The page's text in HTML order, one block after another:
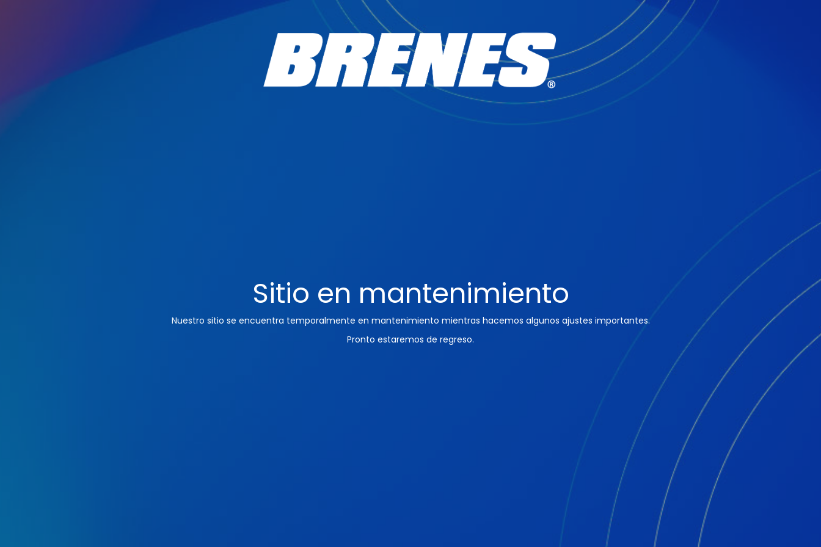
Sitio en mantenimiento
Nuestro sitio se encuentra temporalmente en mantenimiento mientras hacemos algunos ajustes importantes.
Pronto estaremos de regreso.